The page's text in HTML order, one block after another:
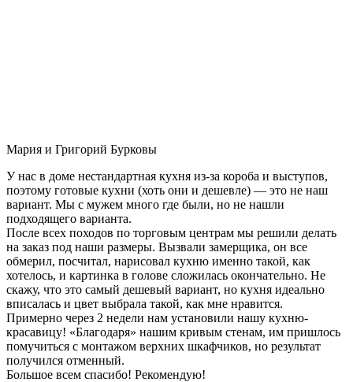
Мария и Григорий Бурковы
У нас в доме нестандартная кухня из-за короба и выступов,
поэтому готовые кухни (хоть они и дешевле) — это не наш
вариант. Мы с мужем много где были, но не нашли
подходящего варианта.
После всех походов по торговым центрам мы решили делать
на заказ под наши размеры. Вызвали замерщика, он все
обмерил, посчитал, нарисовал кухню именно такой, как
хотелось, и картинка в голове сложилась окончательно. Не
скажу, что это самый дешевый вариант, но кухня идеально
вписалась и цвет выбрала такой, как мне нравится.
Примерно через 2 недели нам установили нашу кухню-
красавицу! «Благодаря» нашим кривым стенам, им пришлось
помучиться с монтажом верхних шкафчиков, но результат
получился отменный.
Большое всем спасибо! Рекомендую!